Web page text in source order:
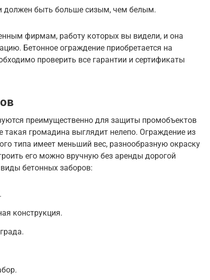
должен быть больше сизым, чем белым.
фирмам, работу которых вы видели, и она
Бетонное ограждение приобретается на
проверить все гарантии и сертификаты
преимущественно для защиты промобъектов
такая громадина выглядит нелепо. Ограждение из
типа имеет меньший вес, разнообразную окраску
его можно вручную без аренды дорогой
бетонных заборов:
конструкция.